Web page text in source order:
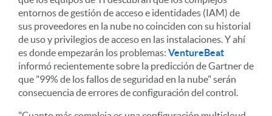
entornos de gestión de acceso e identidades (IAM) de
sus proveedores en la nube no coinciden con su historial
de uso y privilegios de acceso en las instalaciones. Y ahí
es donde empezarán los problemas: VentureBeat
informó recientemente sobre la predicción de Gartner de
que "99% de los fallos de seguridad en la nube" serán
consecuencia de errores de configuración del control.